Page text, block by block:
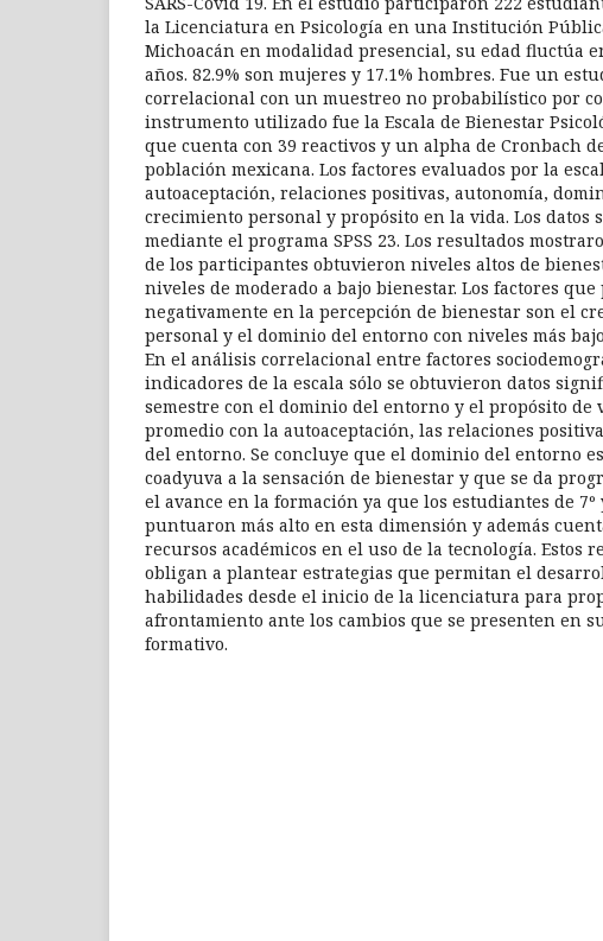
la Licenciatura en Psicología en una Institución
Michoacán en modalidad presencial, su edad fluctúa
años. 82.9% son mujeres y 17.1% hombres. Fue un
correlacional con un muestreo no probabilístico por
instrumento utilizado fue la Escala de Bienestar
que cuenta con 39 reactivos y un alpha de Cronbach
población mexicana. Los factores evaluados por la
autoaceptación, relaciones positivas, autonomía,
crecimiento personal y propósito en la vida. Los datos
mediante el programa SPSS 23. Los resultados
de los participantes obtuvieron niveles altos de
niveles de moderado a bajo bienestar. Los factores
negativamente en la percepción de bienestar son el
personal y el dominio del entorno con niveles más
En el análisis correlacional entre factores
indicadores de la escala sólo se obtuvieron datos
semestre con el dominio del entorno y el propósito de
promedio con la autoaceptación, las relaciones
del entorno. Se concluye que el dominio del entorno
coadyuva a la sensación de bienestar y que se da
el avance en la formación ya que los estudiantes de 7º
puntuaron más alto en esta dimensión y además
recursos académicos en el uso de la tecnología. Estos
obligan a plantear estrategias que permitan el
habilidades desde el inicio de la licenciatura para
afrontamiento ante los cambios que se presenten en
formativo.